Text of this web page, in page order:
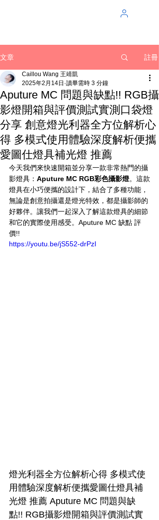
文章 註冊
Aputure MC 問題與缺點!! RGB攝
影燈開箱與評價測試實測口袋燈
分享 創意燈光利器全方位解析心
得 多模式使用體驗深度解析便攜
愛圖仕燈具補光燈 推薦
Caillou Wang 王靖凱
2025年2月14日 讀畢需時 3 分鐘
今天我們來快速開箱並分享一款非常熱門的攝
影燈具： Aputure MC RGB彩色攝影燈。這款
燈具在小巧便攜的設計下，結合了多種功能，
無論是創意拍攝還是燈光特效，都是攝影師的
好夥伴。讓我們一起深入了解這款燈具的細節
和它的實際使用感受。Aputure MC 缺點 評
價!!
https://youtu.be/jS552-drPzI
燈光利器全方位解析心得 多模式使
用體驗深度解析便攜愛圖仕燈具補
光燈 推薦 Aputure MC 問題與缺
點!! RGB攝影燈開箱與評價測試實